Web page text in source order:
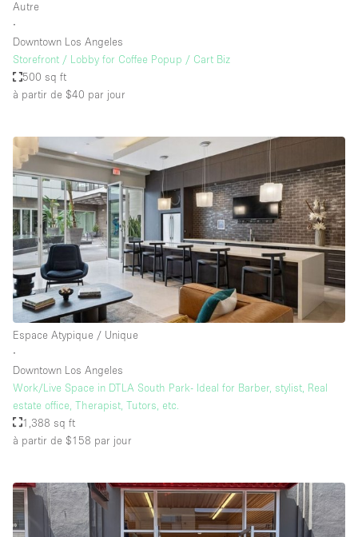
Autre
∙
Downtown Los Angeles
Storefront / Lobby for Coffee Popup / Cart Biz
500 sq ft
à partir de $40 par jour
Espace Atypique / Unique
∙
Downtown Los Angeles
Work/Live Space in DTLA South Park- Ideal for Barber, stylist, Real
estate office, Therapist, Tutors, etc.
1,388 sq ft
à partir de $158 par jour